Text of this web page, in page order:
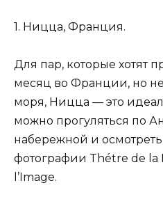
1. Ницца, Франция.
Для пар, которые хотят
месяц во Франции, но
моря, Ницца — это
можно прогуляться по
набережной и
фотографии Thétre de la
l’Image.